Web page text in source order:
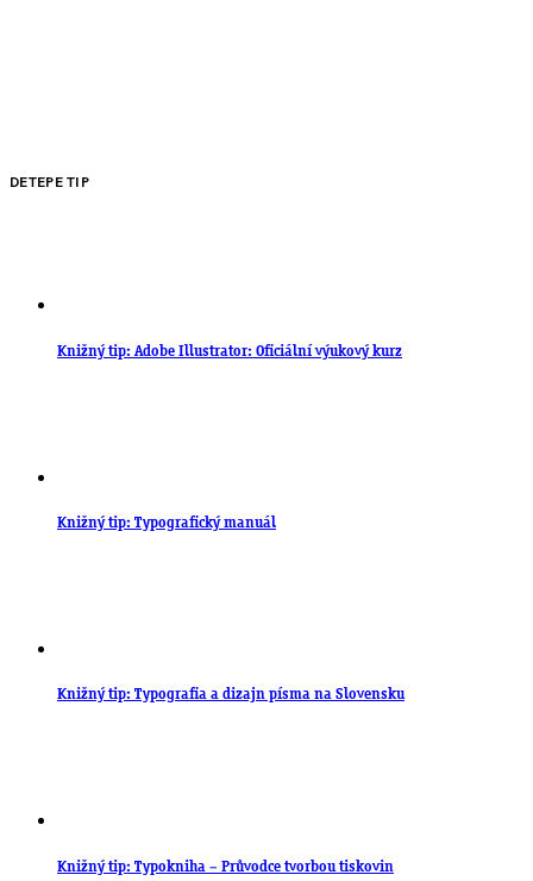
DETEPE TIP
Knižný tip: Adobe Illustrator: Oficiální výukový kurz
Knižný tip: Typografický manuál
Knižný tip: Typografia a dizajn písma na Slovensku
Knižný tip: Typokniha – Průvodce tvorbou tiskovin